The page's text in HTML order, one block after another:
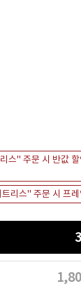
스" 주문 시 반값 할
리스" 주문 시 프레